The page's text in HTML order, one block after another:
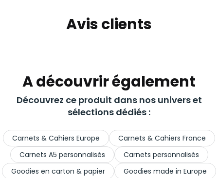
Avis clients
A découvrir également
Découvrez ce produit dans nos univers et
sélections dédiés :
Carnets & Cahiers Europe
Carnets & Cahiers France
Carnets A5 personnalisés
Carnets personnalisés
Goodies en carton & papier
Goodies made in Europe